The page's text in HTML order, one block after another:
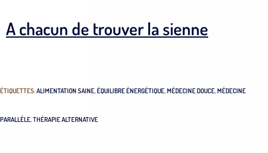
A chacun de trouver la sienne
ÉTIQUETTES:ALIMENTATION SAINE ÉQUILIBRE ÉNERGÉTIQUE MÉDECINE DOUCE MÉDECINE
PARALLÈLE THÉRAPIE ALTERNATIVE